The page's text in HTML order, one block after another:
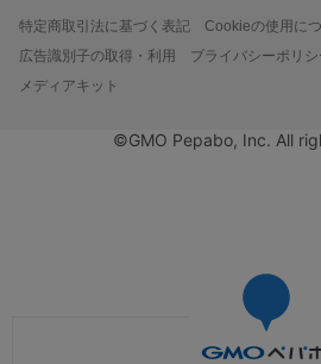
特定商取引法に基づく表記
Cookieの使用に
広告識別子の取得・利用
プライバシーポリシ
メディアキット
©GMO Pepabo, Inc. All